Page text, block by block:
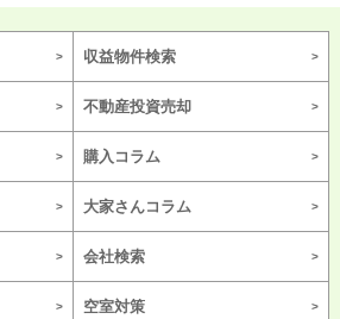
収益物件検索
不動産投資売却
購入コラム
大家さんコラム
会社検索
空室対策